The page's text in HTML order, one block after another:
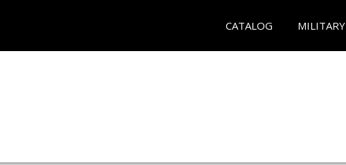
CATALOG MILITARY